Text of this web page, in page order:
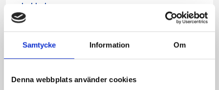
Samtycke Information Om
Denna webbplats använder cookies
chokladmousse